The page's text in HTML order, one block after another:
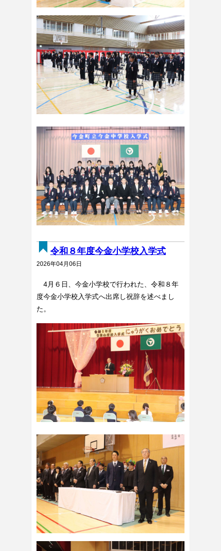
令和８年度今金小学校入学式
2026年04月06日
4月６日、今金小学校で行われた、令和８年
度今金小学校入学式へ出席し祝辞を述べまし
た。